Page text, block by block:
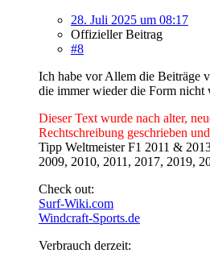
28. Juli 2025 um 08:17
Offizieller Beitrag
#8
Ich habe vor Allem die Beiträge
die immer wieder die Form nicht
Dieser Text wurde nach alter,
Rechtschreibung geschrieben
Tipp Weltmeister F1 2011 &
2009, 2010, 2011, 2017, 2019,
Check out:
Surf-Wiki.com
Windcraft-Sports.de
Verbrauch derzeit: